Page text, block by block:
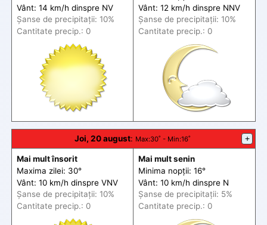
Vânt: 14 km/h dinspre NV
Șanse de precipitații: 10%
Cantitate precip.: 0
Vânt: 12 km/h dinspre NNV
Șanse de precipitații: 10%
Cantitate precip.: 0
Joi, 20 august: Max:30˚ - Min:16˚ +
Mai mult însorit
Maxima zilei: 30°
Vânt: 10 km/h dinspre VNV
Șanse de precipitații: 10%
Cantitate precip.: 0
Mai mult senin
Minima nopții: 16°
Vânt: 10 km/h dinspre N
Șanse de precipitații: 5%
Cantitate precip.: 0